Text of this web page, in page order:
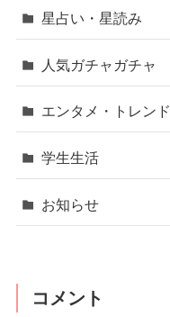
星占い・星読み
人気ガチャガチャ
エンタメ・トレンド
学生生活
お知らせ
コメント